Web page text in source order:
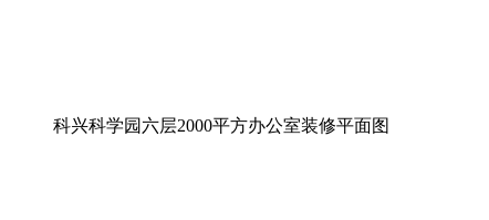
科兴科学园六层2000平方办公室装修平面图